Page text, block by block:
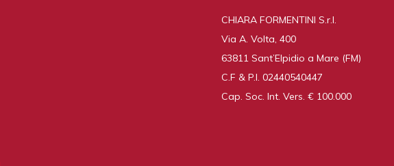
CHIARA FORMENTINI S.r.l.
Via A. Volta, 400
63811 Sant’Elpidio a Mare (FM)
C.F & P.I. 02440540447
Cap. Soc. Int. Vers. € 100.000